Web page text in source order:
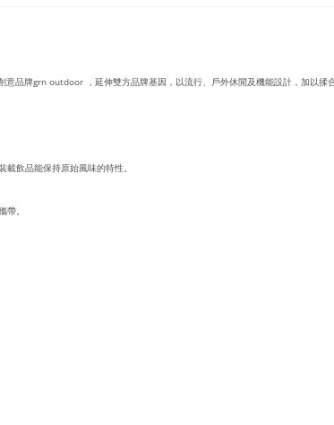
品牌grn outdoor ，延伸雙方品牌基因，以流行、戶外休閒及機能設計，加以揉
飲品能保持原始風味的特性。
。